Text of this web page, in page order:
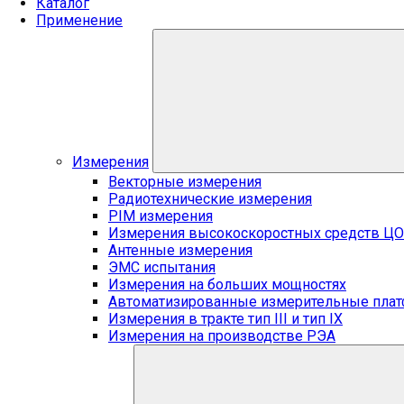
Применение
Измерения
Векторные измерения
Радиотехнические измерения
PIM измерения
Измерения высокоскоростных средств
Антенные измерения
ЭМС испытания
Измерения на больших мощностях
Автоматизированные измерительные
Измерения в тракте тип III и тип IX
Измерения на производстве РЭА